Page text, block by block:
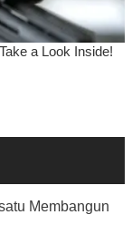
Membangun